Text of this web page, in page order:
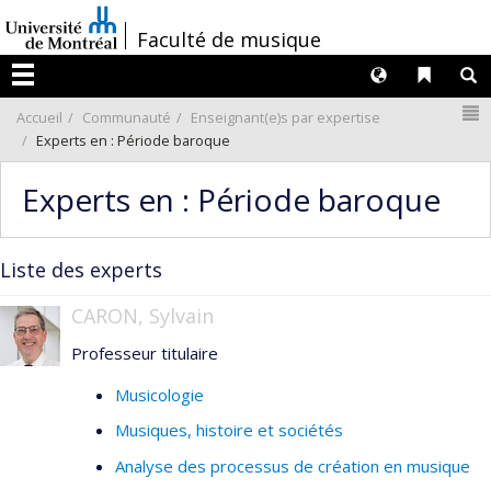
au
contenu
/Faculté de musique
Menu
Liens
Langues
Accueil Communauté
Enseignant(e)s par expertise
Experts en : Période baroque
Experts en : Période baroque
Liste des experts
CARON, Sylvain
Professeur titulaire
Musicologie
Musiques, histoire et sociétés
Analyse des processus de création en musique